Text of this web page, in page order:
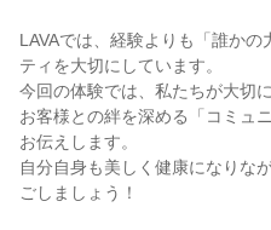
LAVAでは、経験よりも「誰か
ティを大切にしています。
今回の体験では、私たちが大切
お客様との絆を深める「コミュ
お伝えします。
自分自身も美しく健康になりな
ごしましょう！